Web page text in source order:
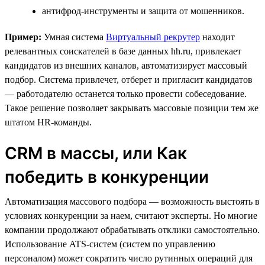
антифрод-инструменты и защита от мошенников.
Пример: Умная система Виртуальный рекрутер находит
релевантных соискателей в базе данных hh.ru, привлекает
кандидатов из внешних каналов, автоматизирует массовый
подбор. Система привлечет, отберет и пригласит кандидатов
— работодателю останется только провести собеседование.
Такое решение позволяет закрывать массовые позиции тем же
штатом HR-команды.
CRM в массы, или Как
победить в конкуренции
Автоматизация массового подбора — возможность выстоять в
условиях конкуренции за наем, считают эксперты. Но многие
компании продолжают обрабатывать отклики самостоятельно.
Использование ATS-систем (систем по управлению
персоналом) может сократить число рутинных операций для